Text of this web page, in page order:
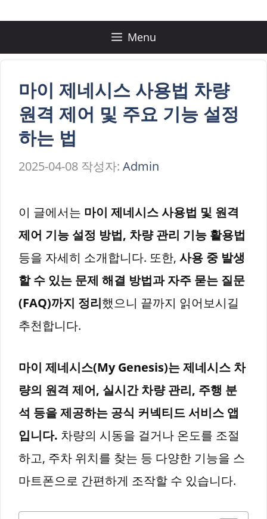
츠
Menu
마이 제네시스 사용법 차량
원격 제어 및 주요 기능 설정
하는 법
2025-04-08 작성자: Admin
이 글에서는 마이 제네시스 사용법 및 원격
제어 기능 설정 방법, 차량 관리 기능 활용법
등을 자세히 소개합니다. 또한, 사용 중 발생
할 수 있는 문제 해결 방법과 자주 묻는 질문
(FAQ)까지 정리했으니 끝까지 읽어보시길
추천합니다.
마이 제네시스(My Genesis)는 제네시스 차
량의 원격 제어, 실시간 차량 관리, 주행 분
석 등을 제공하는 공식 커넥티드 서비스 앱
입니다. 차량의 시동을 걸거나 온도를 조절
하고, 주차 위치를 찾는 등 다양한 기능을 스
마트폰으로 간편하게 조작할 수 있습니다.